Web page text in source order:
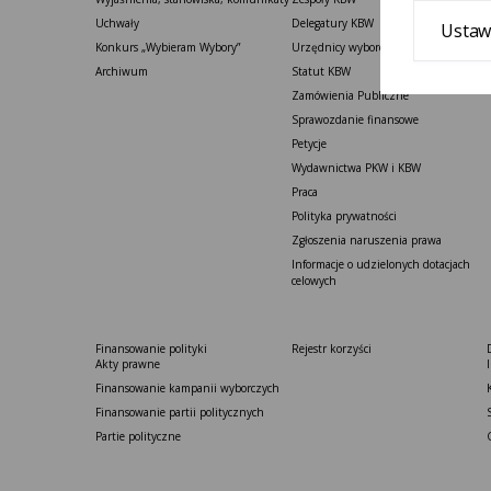
Uchwały
Konkurs „Wybieram Wybory”
Archiwum
Delegatury ​KBW
Urzędnicy wyborczy
Statut K​BW
Zamówienia Publiczne
Sprawozdanie finansowe
Petycje
Wydawnictwa PKW i KBW
Praca
Polityka prywatności
Zgłoszenia naruszenia prawa
Informacje o udzielonych dotacjach
celowych
Finansowanie polityki
Akty prawne
Finansowanie kampanii wyborczych
Finansowanie partii politycznych
Partie polityczne
Rejestr korzyści